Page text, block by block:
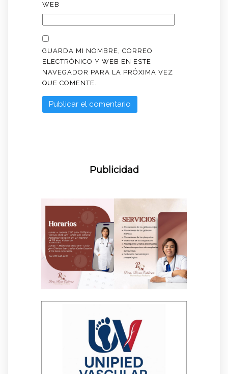
WEB
GUARDA MI NOMBRE, CORREO
ELECTRÓNICO Y WEB EN ESTE
NAVEGADOR PARA LA PRÓXIMA VEZ
QUE COMENTE.
Publicidad